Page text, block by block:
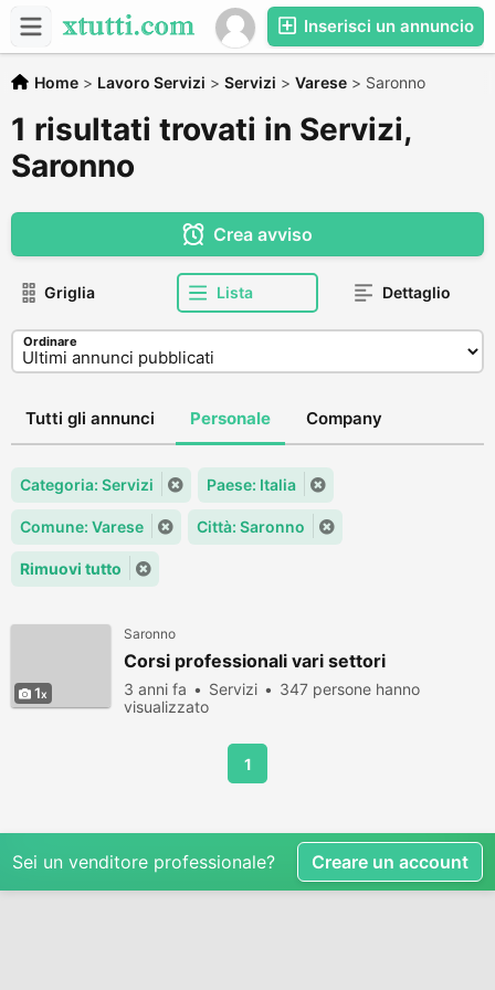
Inserisci un annuncio
Home > Lavoro Servizi > Servizi > Varese > Saronno
1 risultati trovati in Servizi,
Saronno
Crea avviso
Griglia Lista Dettaglio
Ordinare
Tutti gli annunci Personale Company
Categoria: Servizi Paese: Italia
Comune: Varese Città: Saronno
Rimuovi tutto
1
Saronno
Corsi professionali vari settori
3 anni fa Servizi
347 persone hanno
visualizzato
1
Sei un venditore professionale? Creare un account